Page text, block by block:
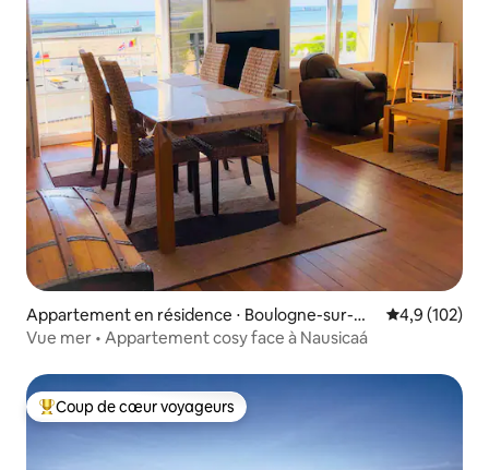
Appartement en résidence ⋅ Boulogne-sur-Me
r
Évaluation
4,9 (102)
Vue mer • Appartement cosy face à Nausicaá
Coups de cœur voyageurs les plus appréciés
Coup de cœur voyageurs